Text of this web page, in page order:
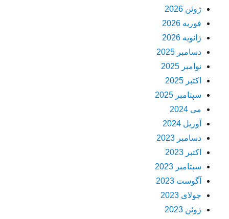
ژوئن 2026
فوریه 2026
ژانویه 2026
دسامبر 2025
نوامبر 2025
اکتبر 2025
سپتامبر 2025
می 2024
آوریل 2024
دسامبر 2023
اکتبر 2023
سپتامبر 2023
آگوست 2023
جولای 2023
ژوئن 2023